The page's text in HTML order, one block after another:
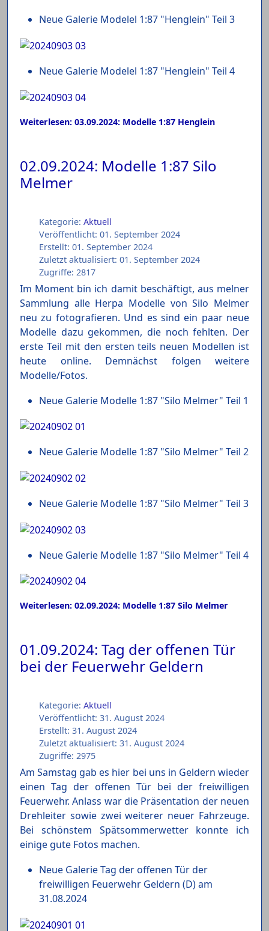
Neue Galerie Modelel 1:87 "Henglein" Teil 3
Neue Galerie Modelel 1:87 "Henglein" Teil 4
Weiterlesen: 03.09.2024: Modelle 1:87 Henglein
02.09.2024: Modelle 1:87 Silo
Melmer
Kategorie: Aktuell
Veröffentlicht: 01. September 2024
Erstellt: 01. September 2024
Zuletzt aktualisiert: 01. September 2024
Zugriffe: 2817
Im Moment bin ich damit beschäftigt, aus melner
Sammlung alle Herpa Modelle von Silo Melmer
neu zu fotografieren. Und es sind ein paar neue
Modelle dazu gekommen, die noch fehlten. Der
erste Teil mit den ersten teils neuen Modellen ist
heute online. Demnächst folgen weitere
Modelle/Fotos.
Neue Galerie Modelle 1:87 "Silo Melmer" Teil 1
Neue Galerie Modelle 1:87 "Silo Melmer" Teil 2
Neue Galerie Modelle 1:87 "Silo Melmer" Teil 3
Neue Galerie Modelle 1:87 "Silo Melmer" Teil 4
Weiterlesen: 02.09.2024: Modelle 1:87 Silo Melmer
01.09.2024: Tag der offenen Tür
bei der Feuerwehr Geldern
Kategorie: Aktuell
Veröffentlicht: 31. August 2024
Erstellt: 31. August 2024
Zuletzt aktualisiert: 31. August 2024
Zugriffe: 2975
Am Samstag gab es hier bei uns in Geldern wieder
einen Tag der offenen Tür bei der freiwilligen
Feuerwehr. Anlass war die Präsentation der neuen
Drehleiter sowie zwei weiterer neuer Fahrzeuge.
Bei schönstem Spätsommerwetter konnte ich
einige gute Fotos machen.
Neue Galerie Tag der offenen Tür der
freiwilligen Feuerwehr Geldern (D) am
31.08.2024